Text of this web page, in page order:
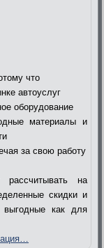
что
автоуслуг
оборудование
материалы и
за свою работу
на
скидки и
выгодные как для